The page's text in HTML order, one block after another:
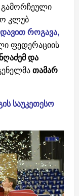
გამორჩეული
კლუბ
დავითროგავა,
ფედერაციის
და
თამარ
საუკეთესო